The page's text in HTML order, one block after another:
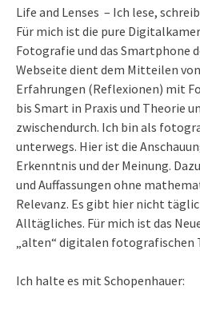
Life and Lenses – Ich lese,
Für mich ist die pure
Fotografie und das Smartphone
Webseite dient dem Mitteilen
Erfahrungen (Reflexionen) mit
bis Smart in Praxis und Theorie
zwischendurch. Ich bin als
unterwegs. Hier ist die
Erkenntnis und der Meinung.
und Auffassungen ohne
Relevanz. Es gibt hier nicht
Alltägliches. Für mich ist das
„alten“ digitalen fotografischen
Ich halte es mit Schopenhauer: